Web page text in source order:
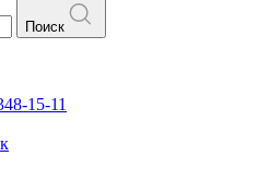
Поиск
15-11